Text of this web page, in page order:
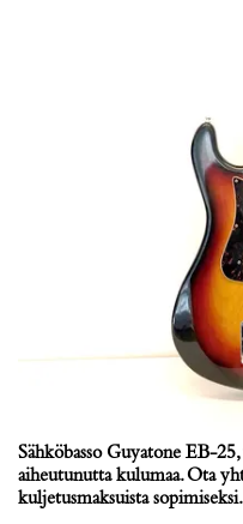
Sähköbasso Guyatone EB-
aiheutunutta kulumaa. Ota
kuljetusmaksuista